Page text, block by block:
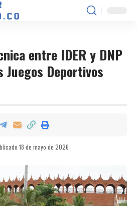
entre IDER y DNP
Deportivos
18 de mayo de 2026